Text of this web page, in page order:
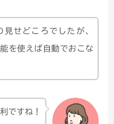
せどころでしたが、
を使えば自動でおこな
ですね！